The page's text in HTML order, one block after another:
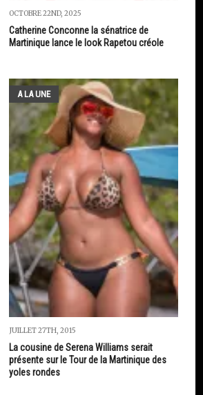
OCTOBRE 22ND, 2025
Catherine Conconne la sénatrice de
Martinique lance le look Rapetou créole
A LA UNE
JUILLET 27TH, 2015
La cousine de Serena Williams serait
présente sur le Tour de la Martinique des
yoles rondes